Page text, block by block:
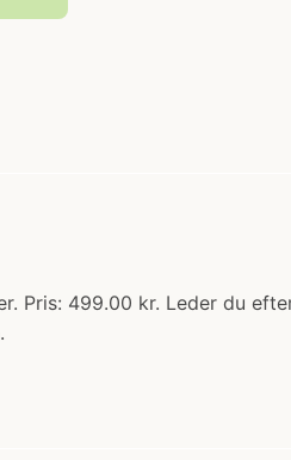
Pris: 499.00 kr. Leder du